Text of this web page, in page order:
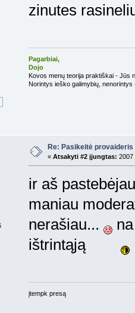
zinutes
Pagarbiai,
Dojo
Kovos menų teorija praktiškai - Jūs
Norintys ieško galimybių, nenorintys
Re: Pasikeitė provaideris
« Atsakyti #2 įjungtas: 2007
ir aš
maniau
nerašiau...
na
ištrintąją
įtempk presą